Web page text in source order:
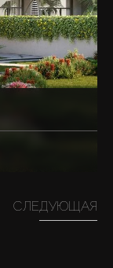
СЛЕДУЮЩАЯ